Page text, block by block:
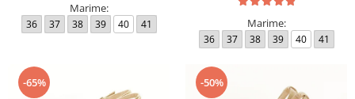
Marime:
36 37 38 39 40 41 Marime:
36 37 38 39 40 41
-65% -50%